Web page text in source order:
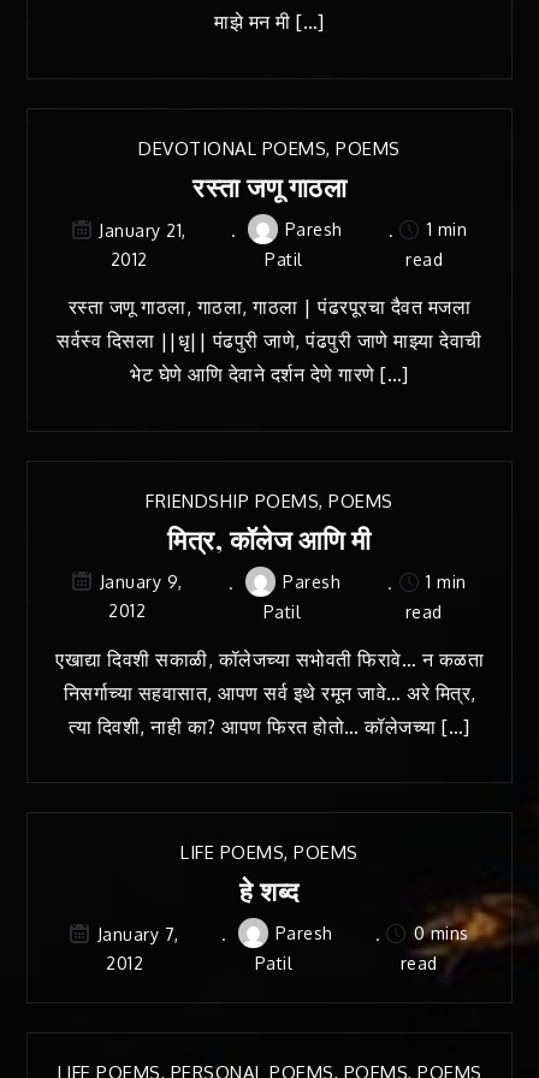
माझे मन मी […]
DEVOTIONAL POEMS,POEMS
रस्ता जणू गाठला
January 21,
2012
Paresh
Patil
1 min
read
रस्ता जणू गाठला, गाठला, गाठला | पंढरपूरचा दैवत मजला
सर्वस्व दिसला ||धृ|| पंढपुरी जाणे, पंढपुरी जाणे माझ्या देवाची
भेट घेणे आणि देवाने दर्शन देणे गारणे […]
FRIENDSHIP POEMS,POEMS
मित्र, कॉलेज आणि मी
January 9,
2012
Paresh
Patil
1 min
read
एखाद्या दिवशी सकाळी, कॉलेजच्या सभोवती फिरावे… न कळता
निसर्गाच्या सहवासात, आपण सर्व इथे रमून जावे… अरे मित्र,
त्या दिवशी, नाही का? आपण फिरत होतो… कॉलेजच्या […]
LIFE POEMS,POEMS
हे शब्द
January 7,
2012
Paresh
Patil
0 mins
read
LIFE POEMS, PERSONAL POEMS, POEMS, POEMS